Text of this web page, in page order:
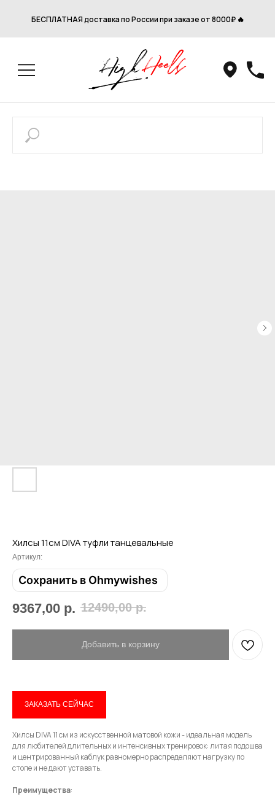
покупку! Подпишись на нашу рассылку
...и узнавай об акциях первой!
Email
БЕСПЛАТНАЯ доставка по России при заказе от 8000₽ 🔥
Хилсы 11см DIVA туфли танцевальные
Артикул:
Сохранить в Ohmywishes
9367,00 р. 12490,00 р.
Добавить в корзину
ЗАКАЗАТЬ СЕЙЧАС
Хилсы DIVA 11 см из искусственной матовой кожи - идеальная модель
для любителей длительных и интенсивных тренировок: литая подошва
и центрированный каблук равномерно распределяют нагрузку по
стопе и не дают уставать.
Преимущества: